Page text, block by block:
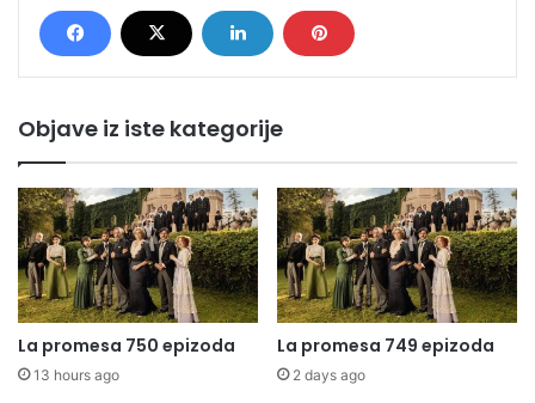
Objave iz iste kategorije
La promesa 750 epizoda
13 hours ago
La promesa 749 epizoda
2 days ago